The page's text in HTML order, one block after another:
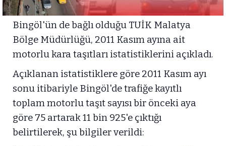
Bingöl'ün de bağlı olduğu TUİK Malatya
Bölge Müdürlüğü, 2011 Kasım ayına ait
motorlu kara taşıtları istatistiklerini açıkladı.
Açıklanan istatistiklere göre 2011 Kasım ayı
sonu itibariyle Bingöl'de trafiğe kayıtlı
toplam motorlu taşıt sayısı bir önceki aya
göre 75 artarak 11 bin 925'e çıktığı
belirtilerek, şu bilgiler verildi: